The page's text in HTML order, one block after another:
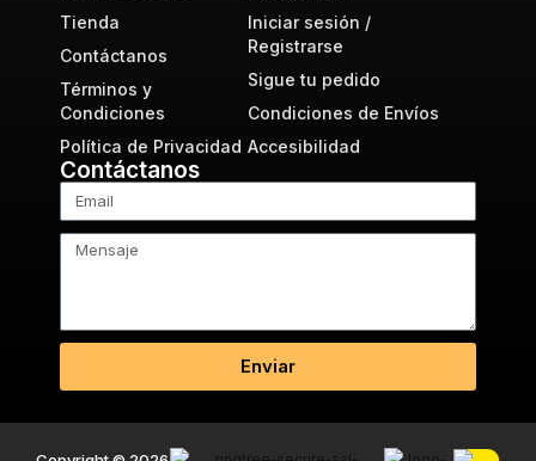
Tienda
Contáctanos
Términos y
Condiciones
Política de Privacidad
Iniciar sesión /
Registrarse
Sigue tu pedido
Condiciones de Envíos
Accesibilidad
Contáctanos
Enviar